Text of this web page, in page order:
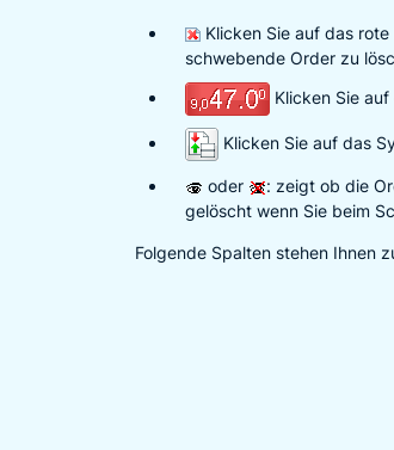
Klicken Sie auf das rote
schwebende Order zu
Klicken Sie
Klicken Sie auf das
oder
: zeigt ob die
gelöscht wenn Sie beim
Folgende Spalten stehen Ihnen